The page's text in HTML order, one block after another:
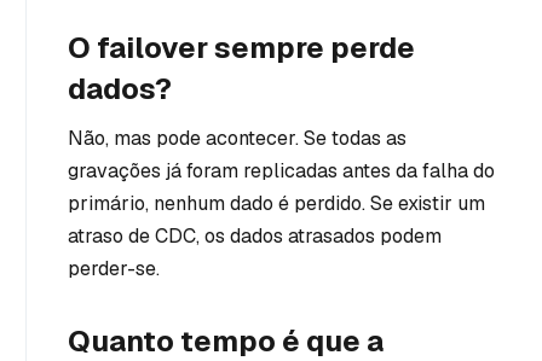
O failover sempre perde
dados?
Não, mas pode acontecer. Se todas as
gravações já foram replicadas antes da falha do
primário, nenhum dado é perdido. Se existir um
atraso de CDC, os dados atrasados podem
perder-se.
Quanto tempo é que a